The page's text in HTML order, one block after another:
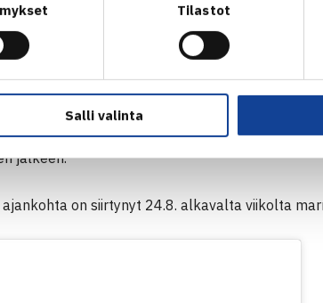
Tilastot
Salli valinta
vuotiaat, Vierumäki, 23.11. alkavalla viikolla
Vierumäellä 23.11. alkavalla viikolla
Tarkempi ajankohta ja päivän aikataulu
ilmoittautuneille suomalaisille pelaajille
jälkeen.
on siirtynyt 24.8. alkavalta viikolta